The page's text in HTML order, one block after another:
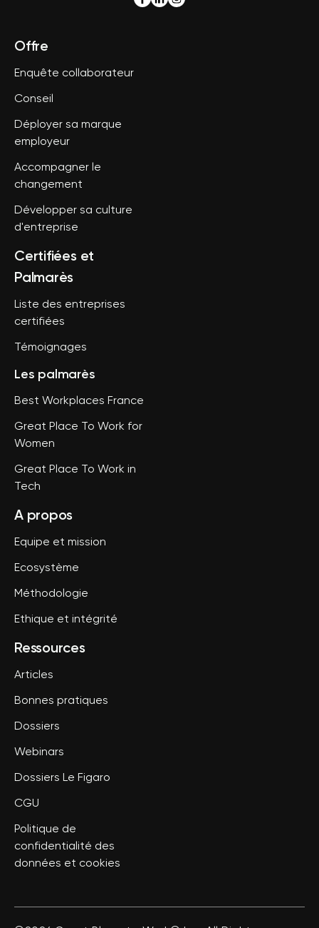
Offre
Enquête collaborateur
Conseil
Déployer sa marque
employeur
Accompagner le
changement
Développer sa culture
d'entreprise
Certifiées et
Palmarès
Liste des entreprises
certifiées
Témoignages
Les palmarès
Best Workplaces France
Great Place To Work for
Women
Great Place To Work in
Tech
A propos
Equipe et mission
Ecosystème
Méthodologie
Ethique et intégrité
Ressources
Articles
Bonnes pratiques
Dossiers
Webinars
Dossiers Le Figaro
CGU
Politique de
confidentialité des
données et cookies